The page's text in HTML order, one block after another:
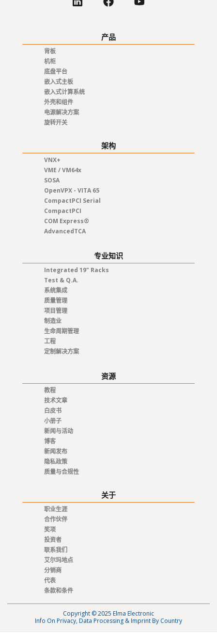
产品
背板
机柜
底盘平台
嵌入式主板
嵌入式计算系统
外壳和组件
电源解决方案
旋转开关
架构
VNX+
VME / VM64x
SOSA
OpenVPX - VITA 65
CompactPCI Serial
CompactPCI
COM Express®
AdvancedTCA
专业知识
Integrated 19" Racks
Test & Q.A.
系统集成
质量管理
项目管理
制造业
生命周期管理
工程
定制解决方案
资源
教程
技术文章
白皮书
小册子
新闻与活动
博客
新闻发布
隐私政策
质量与合规性
关于
职业生涯
合作伙伴
奖项
投资者
联系我们
艾尔玛地点
分销商
代表
条款和条件
Copyright © 2025 Elma Electronic
Info On Privacy, Data Processing & Imprint By Country